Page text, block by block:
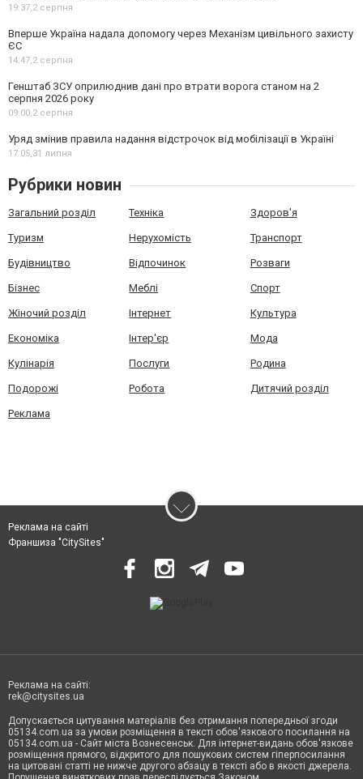
19:37,2 серпня
Вперше Україна надала допомогу через Механізм цивільного захисту
ЄС
14:47,2 серпня
Генштаб ЗСУ оприлюднив дані про втрати ворога станом на 2
серпня 2026 року
09:00,2 серпня
Уряд змінив правила надання відстрочок від мобілізації в Україні
17:05,31 липня
Рубрики новин
Загальний розділ Техніка Здоров'я
Туризм Нерухомість Транспорт
Будівництво Відпочинок Розваги
Бізнес Меблі Спорт
Жіночий розділ Інтернет Культура
Економіка Інтер'єр Мода
Кулінарія Послуги Родина
Подорожі Робота Дитячий розділ
Реклама
Реклама на сайті
Франшиза "CitySites"
Реклама на сайті:
rek@citysites.ua
Допускається цитування матеріалів без отримання попередньої згоди
05134.com.ua за умови розміщення в тексті обов'язкового посилання на
05134.com.ua - Сайт міста Вознесенськ. Для інтернет-видань обов'язкове
розміщення прямого, відкритого для пошукових систем гіперпосилання
на цитовані статті не нижче другого абзацу в тексті або в якості джерела.